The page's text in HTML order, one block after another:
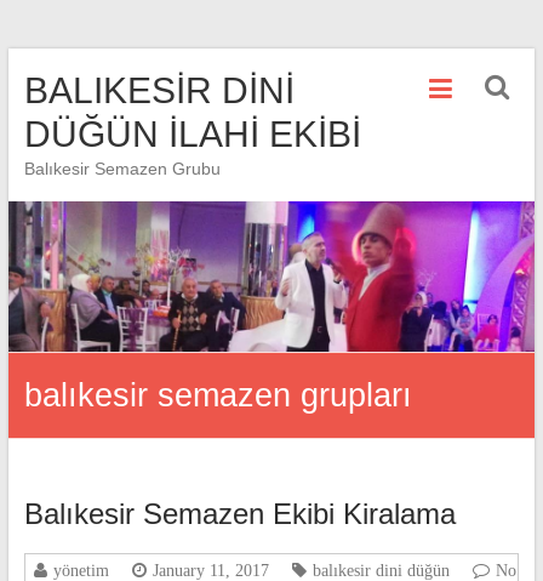
BALIKESİR DİNİ
DÜĞÜN İLAHİ EKİBİ
Balıkesir Semazen Grubu
balıkesir semazen grupları
Balıkesir Semazen Ekibi Kiralama
yönetim January 11, 2017 balıkesir dini düğün
No